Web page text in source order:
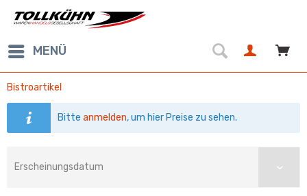
MENÜ
Bistroartikel
Bitteanmelden, um hier Preise zu sehen.